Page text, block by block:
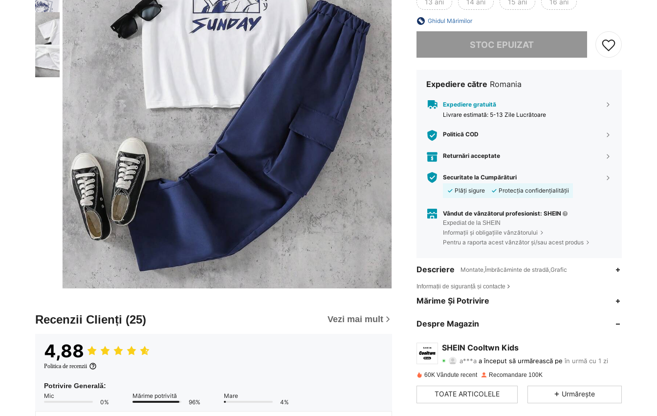
Recenzii Clienți (25) Vezi mai mult
4,88
Politica de recenzii
Potrivire Generală:
Mic
0%
Mărime potrivită
96%
Mare
4%
13 ani 14 ani 15 ani 16 ani
Ghidul Mărimilor
STOC EPUIZAT
Expediere către Romania
Expediere gratuită
Livrare estimată: 5-13 Zile Lucrătoare
Politică COD
Returnări acceptate
Securitate la Cumpărături
Plăți sigure
Protecția confidențialității
Vândut de vânzătorul profesionist: SHEIN
Expediat de la SHEIN
Informații și obligațiile vânzătorului
Pentru a raporta acest vânzător și/sau acest produs
Descriere Montate,Îmbrăcăminte de stradă,Grafic
Informații de siguranță și contacte
Mărime Și Potrivire
Despre Magazin
SHEIN Cooltwn Kids
a***aa început să urmărească pe
4,91 Evaluare 950articole 38KUrmăritori
4,91 950 38K
60K Vândute recent Recomandare 100K
TOATE ARTICOLELE Urmărește